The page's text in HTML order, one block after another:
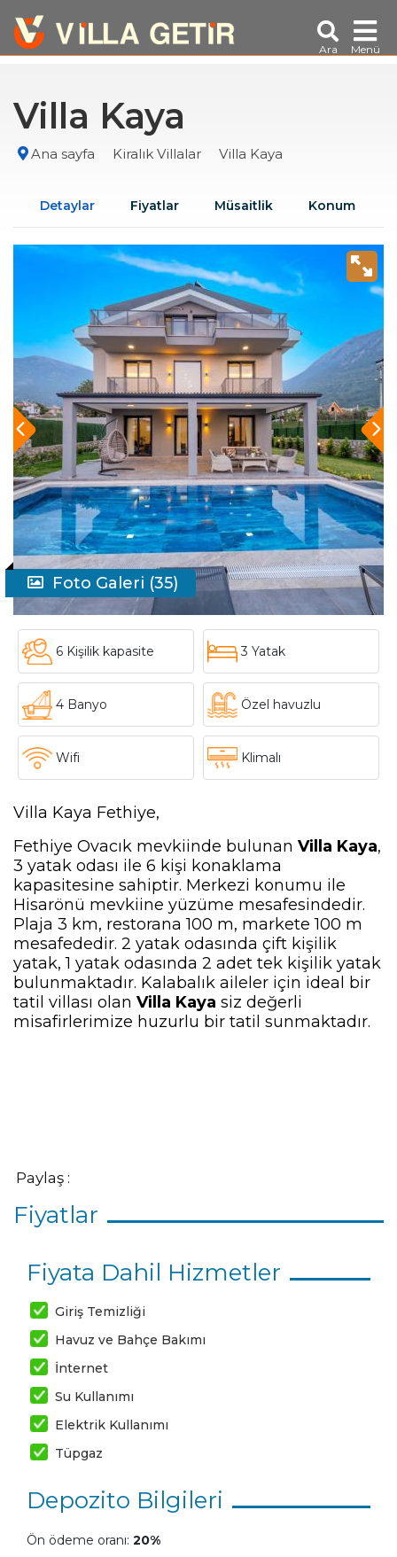
Ara Menü
Villa Kaya
Ana sayfa Kiralık Villalar Villa Kaya
Detaylar Fiyatlar Müsaitlik Konum
Foto Galeri (35)
6 Kişilik kapasite 3 Yatak
4 Banyo Özel havuzlu
Wifi Klimalı
Villa Kaya Fethiye,
Fethiye Ovacık mevkiinde bulunan Villa Kaya,
3 yatak odası ile 6 kişi konaklama
kapasitesine sahiptir. Merkezi konumu ile
Hisarönü mevkiine yüzüme mesafesindedir.
Plaja 3 km, restorana 100 m, markete 100 m
mesafededir. 2 yatak odasında çift kişilik
yatak, 1 yatak odasında 2 adet tek kişilik yatak
bulunmaktadır. Kalabalık aileler için ideal bir
tatil villası olan Villa Kaya siz değerli
misafirlerimize huzurlu bir tatil sunmaktadır.
Paylaş :
Fiyatlar
Fiyata Dahil Hizmetler
Giriş Temizliği
Havuz ve Bahçe Bakımı
İnternet
Su Kullanımı
Elektrik Kullanımı
Tüpgaz
Depozito Bilgileri
Ön ödeme oranı: 20%